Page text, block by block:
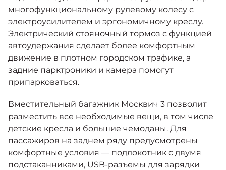
многофункциональному рулевому колесу с
электроусилителем и эргономичному креслу.
Электрический стояночный тормоз с функцией
автоудержания сделает более комфортным
движение в плотном городском трафике, а
задние парктроники и камера помогут
припарковаться.
Вместительный багажник Москвич 3 позволит
разместить все необходимые вещи, в том числе
детские кресла и большие чемоданы. Для
пассажиров на заднем ряду предусмотрены
комфортные условия — подлокотник с двумя
подстаканниками, USB-разъемы для зарядки